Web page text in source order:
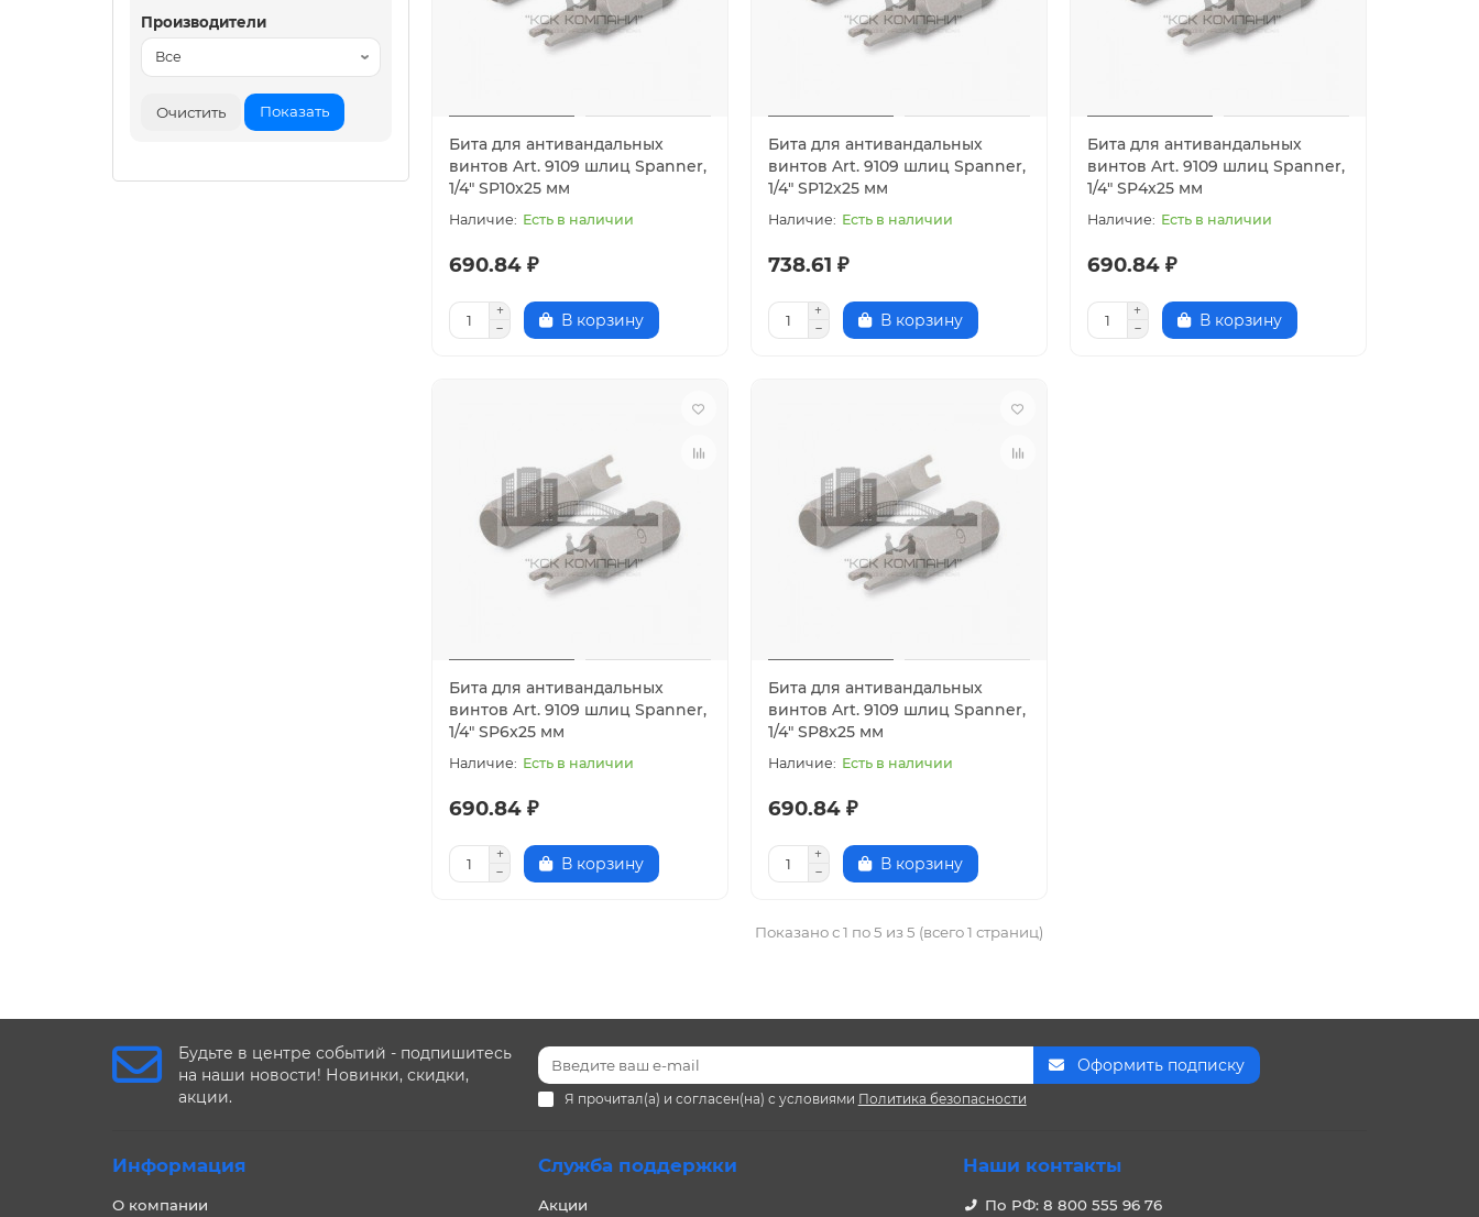
Производители
Очистить Показать
Бита для антивандальных
винтов Art. 9109 шлиц Spanner,
1/4" SP10x25 мм
Есть в наличии
690.84 ₽
В корзину
Бита для антивандальных
винтов Art. 9109 шлиц Spanner,
1/4" SP12x25 мм
Есть в наличии
738.61 ₽
В корзину
Бита для антивандальных
винтов Art. 9109 шлиц Spanner,
1/4" SP4x25 мм
Есть в наличии
690.84 ₽
В корзину
Бита для антивандальных
винтов Art. 9109 шлиц Spanner,
1/4" SP6x25 мм
Есть в наличии
690.84 ₽
В корзину
Бита для антивандальных
винтов Art. 9109 шлиц Spanner,
1/4" SP8x25 мм
Есть в наличии
690.84 ₽
В корзину
Показано с 1 по 5 из 5 (всего 1 страниц)
Будьте в центре событий - подпишитесь
на наши новости! Новинки, скидки,
акции.
Оформить подписку
Я прочитал(а) и согласен(на) с условиями Политика безопасности
Информация
О компании
Служба поддержки
Акции
Наши контакты
По РФ: 8 800 555 96 76